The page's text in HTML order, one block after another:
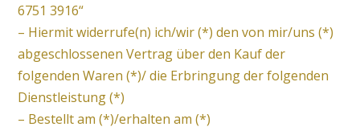
6751 3916“
– Hiermit widerrufe(n) ich/wir (*) den von mir/uns (*)
abgeschlossenen Vertrag über den Kauf der
folgenden Waren (*)/ die Erbringung der folgenden
Dienstleistung (*)
– Bestellt am (*)/erhalten am (*)